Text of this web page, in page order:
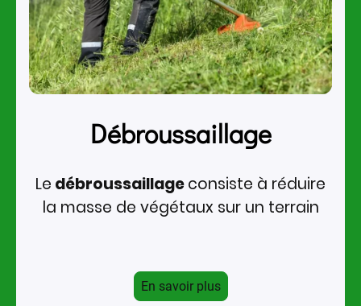
Débroussaillage
Le débroussaillageconsiste à réduire
la masse de végétaux sur un terrain
En savoir plus